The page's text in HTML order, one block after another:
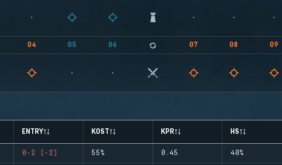
04 05 06 07 08 09
ENTRY KOST KPR HS
0-2 (-2) 55% 0.45 40%